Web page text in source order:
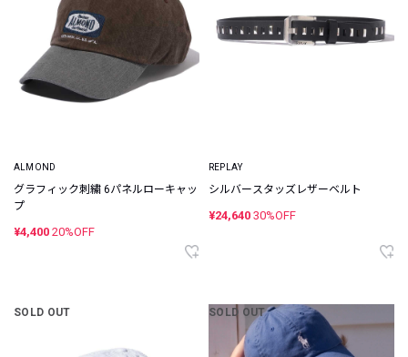
ALMOND
グラフィック刺繍 6パネルローキャッ
プ
¥4,400 20%OFF
REPLAY
シルバースタッズレザーベルト
¥24,640 30%OFF
SOLD OUT SOLD OUT